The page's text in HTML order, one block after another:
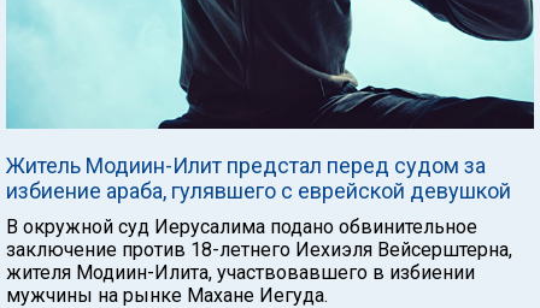
Житель Модиин-Илит предстал перед судом за
избиение араба, гулявшего с еврейской девушкой
В окружной суд Иерусалима подано обвинительное
заключение против 18-летнего Иехиэля Вейсерштерна,
жителя Модиин-Илита, участвовавшего в избиении
мужчины на рынке Махане Иегуда.